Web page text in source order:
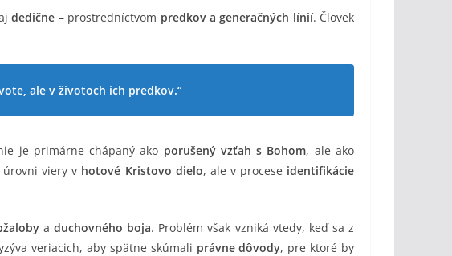
dedične – prostredníctvom predkov a generačných línií. Človek
ale v životoch ich predkov.“
je primárne chápaný ako porušený vzťah s Bohom, ale ako
viery v hotové Kristovo dielo, ale v procese identifikácie
a duchovného boja. Problém však vzniká vtedy, keď sa z
veriacich, aby spätne skúmali právne dôvody, pre ktoré by